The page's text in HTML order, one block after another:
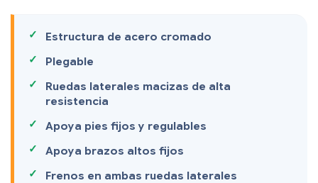
Estructura de acero cromado
Plegable
Ruedas laterales macizas de alta
resistencia
Apoya pies fijos y regulables
Apoya brazos altos fijos
Frenos en ambas ruedas laterales